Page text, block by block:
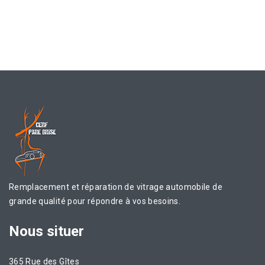
Remplacement et réparation de vitrage automobile de
grande qualité pour répondre à vos besoins.
Nous situer
365 Rue des Gîtes